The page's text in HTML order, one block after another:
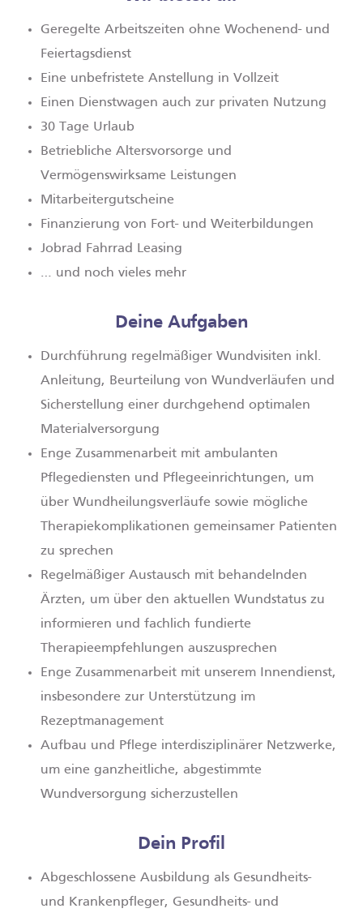
Geregelte Arbeitszeiten ohne Wochenend- und
Feiertagsdienst
Eine unbefristete Anstellung in Vollzeit
Einen Dienstwagen auch zur privaten Nutzung
30 Tage Urlaub
Betriebliche Altersvorsorge und
Vermögenswirksame Leistungen
Mitarbeitergutscheine
Finanzierung von Fort­- und Weiterbildungen
Jobrad Fahrrad Leasing
… und noch vieles mehr
Deine Aufgaben
Durchführung regelmäßiger Wundvisiten inkl.
Anleitung, Beurteilung von Wundverläufen und
Sicherstellung einer durchgehend optimalen
Materialversorgung
Enge Zusammenarbeit mit ambulanten
Pflegediensten und Pflegeeinrichtungen, um
über Wundheilungsverläufe sowie mögliche
Therapiekomplikationen gemeinsamer Patienten
zu sprechen
Regelmäßiger Austausch mit behandelnden
Ärzten, um über den aktuellen Wundstatus zu
informieren und fachlich fundierte
Therapieempfehlungen auszusprechen
Enge Zusammenarbeit mit unserem Innendienst,
insbesondere zur Unterstützung im
Rezeptmanagement
Aufbau und Pflege interdisziplinärer Netzwerke,
um eine ganzheitliche, abgestimmte
Wundversorgung sicherzustellen
Dein Profil
Abgeschlossene Ausbildung als Gesundheits-
und Krankenpfleger, Gesundheits- und